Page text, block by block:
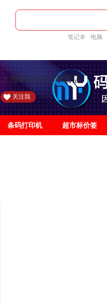
笔记本 电脑
上海码研办公专营店
关注我
条码打印机 超市标价签